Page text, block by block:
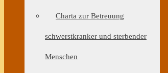
Charta zur Betreuung
schwerstkranker und sterbender
Menschen